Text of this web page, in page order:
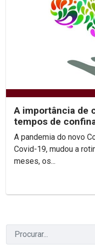
A importância de
tempos de
A pandemia do novo
Covid-19, mudou a
meses, os...